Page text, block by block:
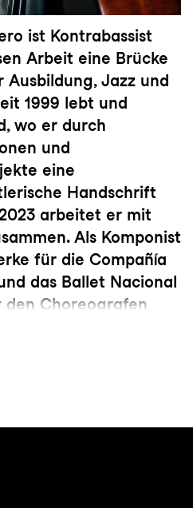
ist Kontrabassist
Arbeit eine Brücke
Ausbildung, Jazz und
1999 lebt und
wo er durch
und
eine
Handschrift
arbeitet er mit
Als Komponist
für die Compañía
das Ballet Nacional
den Choreografen
zeichnet sich
Identität